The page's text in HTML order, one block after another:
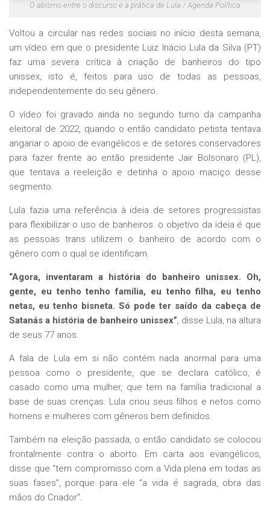
O abismo entre o discurso e a prática de Lula / Agenda Política
Voltou a circular nas redes sociais no início desta semana,
um vídeo em que o presidente Luiz Inácio Lula da Silva (PT)
faz uma severa crítica à criação de banheiros do tipo
unissex, isto é, feitos para uso de todas as pessoas,
independentemente do seu gênero.
O vídeo foi gravado ainda no segundo turno da campanha
eleitoral de 2022, quando o então candidato petista tentava
angariar o apoio de evangélicos e de setores conservadores
para fazer frente ao então presidente Jair Bolsonaro (PL),
que tentava a reeleição e detinha o apoio maciço desse
segmento.
Lula fazia uma referência à ideia de setores progressistas
para flexibilizar o uso de banheiros. o objetivo da ideia é que
as pessoas trans utilizem o banheiro de acordo com o
gênero com o qual se identificam.
“Agora, inventaram a história do banheiro unissex. Oh,
gente, eu tenho tenho família, eu tenho filha, eu tenho
netas, eu tenho bisneta. Só pode ter saído da cabeça de
Satanás a história de banheiro unissex”, disse Lula, na altura
de seus 77 anos.
A fala de Lula em si não contém nada anormal para uma
pessoa como o presidente, que se declara católico, é
casado como uma mulher, que tem na família tradicional a
base de suas crenças. Lula criou seus filhos e netos como
homens e mulheres com gêneros bem definidos.
Também na eleição passada, o então candidato se colocou
frontalmente contra o aborto. Em carta aos evangélicos,
disse que “tem compromisso com a Vida plena em todas as
suas fases”, porque para ele “a vida é sagrada, obra das
mãos do Criador”.